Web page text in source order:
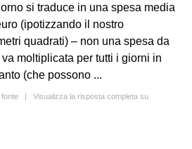
si traduce in una spesa media
(ipotizzando il nostro
quadrati) – non una spesa da
moltiplicata per tutti i giorni in
(che possono ...
fonte | Visualizza la risposta completa su